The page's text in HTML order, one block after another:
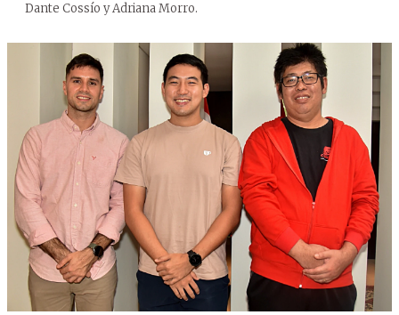
Dante Cossío y Adriana Morro.